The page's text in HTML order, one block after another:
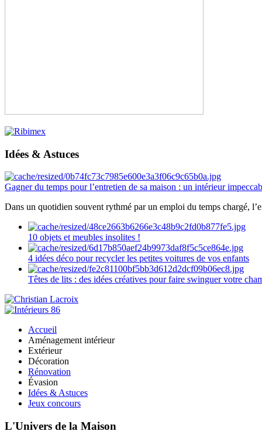
Idées & Astuces
Gagner du temps pour l’entretien de sa maison : un intérieur
Dans un quotidien souvent rythmé par un emploi du temps chargé,
10 objets et meubles insolites !
4 idées déco pour recycler les petites voitures de vos enfants
Têtes de lits : des idées créatives pour faire swinguer votre
Accueil
Aménagement intérieur
Extérieur
Décoration
Rénovation
Évasion
Idées & Astuces
Jeux concours
L'Univers de la Maison